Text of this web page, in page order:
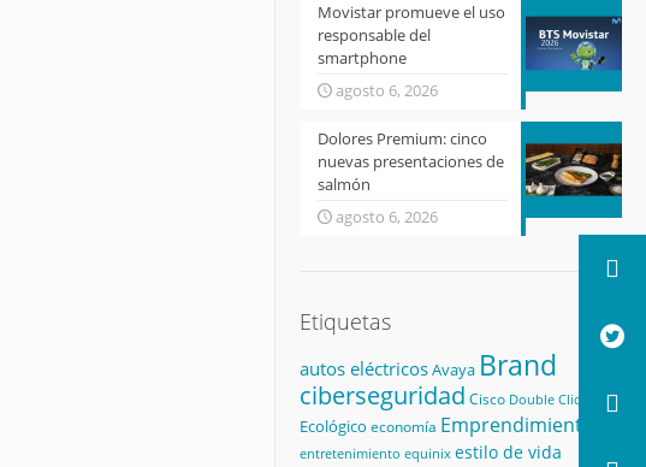
Movistar promueve el uso
responsable del
smartphone
agosto 6, 2026
Dolores Premium: cinco
nuevas presentaciones de
salmón
agosto 6, 2026
Etiquetas
autos eléctricosAvaya Brand
ciberseguridad Cisco Double Click
Ecológico economía Emprendimiento
entretenimiento equinix estilo de vida